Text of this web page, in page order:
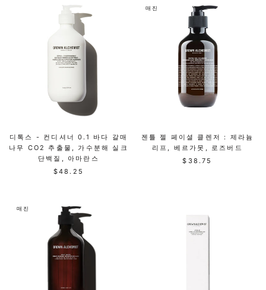
디톡스 - 컨디셔너 0.1 바다 갈매
나무 CO2 추출물, 가수분해 실크
단백질, 아마란스
$48.25
매진
젠틀 젤 페이셜 클렌저 : 제라늄
리프, 베르가못, 로즈버드
$38.75
매진